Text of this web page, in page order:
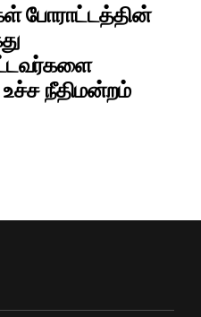
போராட்டத்தின்
உச்ச நீதிமன்றம்